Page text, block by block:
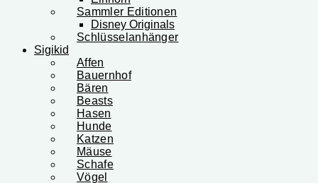
Sammler Editionen
Disney Originals
Schlüsselanhänger
Sigikid
Affen
Bauernhof
Bären
Beasts
Hasen
Hunde
Katzen
Mäuse
Schafe
Vögel